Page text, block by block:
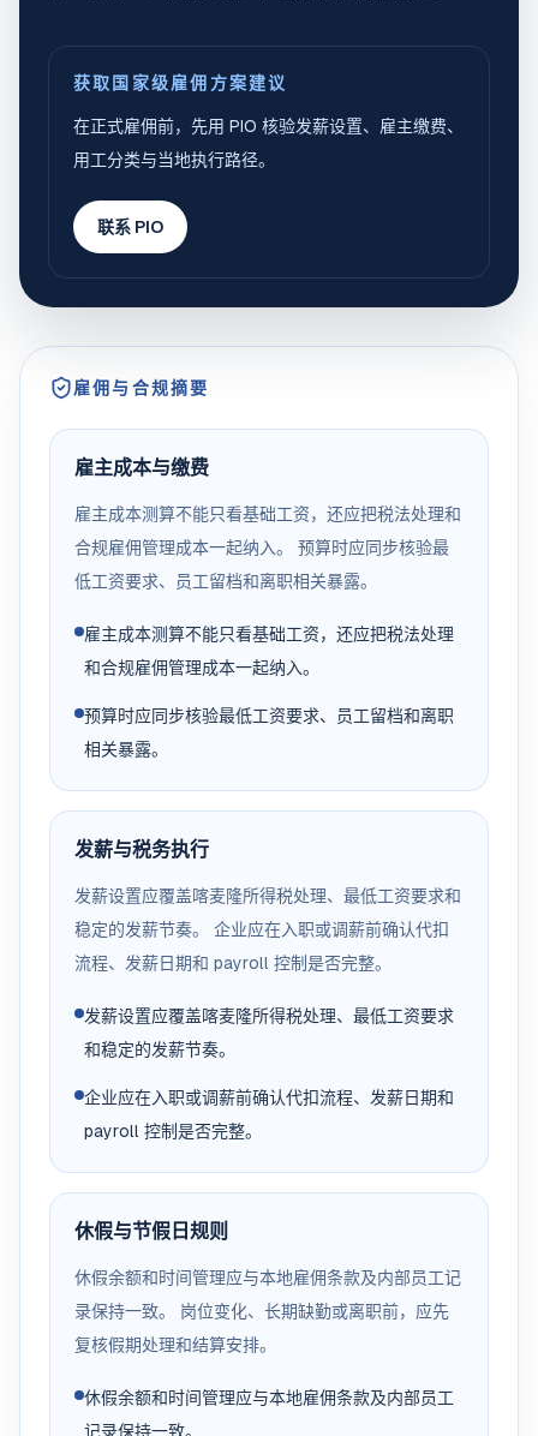
获取国家级雇佣方案建议
在正式雇佣前，先用 PIO 核验发薪设置、雇主缴费、
用工分类与当地执行路径。
联系 PIO
雇佣与合规摘要
雇主成本与缴费
雇主成本测算不能只看基础工资，还应把税法处理和
合规雇佣管理成本一起纳入。 预算时应同步核验最
低工资要求、员工留档和离职相关暴露。
雇主成本测算不能只看基础工资，还应把税法处理
和合规雇佣管理成本一起纳入。
预算时应同步核验最低工资要求、员工留档和离职
相关暴露。
发薪与税务执行
发薪设置应覆盖喀麦隆所得税处理、最低工资要求和
稳定的发薪节奏。 企业应在入职或调薪前确认代扣
流程、发薪日期和 payroll 控制是否完整。
发薪设置应覆盖喀麦隆所得税处理、最低工资要求
和稳定的发薪节奏。
企业应在入职或调薪前确认代扣流程、发薪日期和
payroll 控制是否完整。
休假与节假日规则
休假余额和时间管理应与本地雇佣条款及内部员工记
录保持一致。 岗位变化、长期缺勤或离职前，应先
复核假期处理和结算安排。
休假余额和时间管理应与本地雇佣条款及内部员工
记录保持一致。